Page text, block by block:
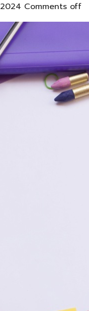
Comments off